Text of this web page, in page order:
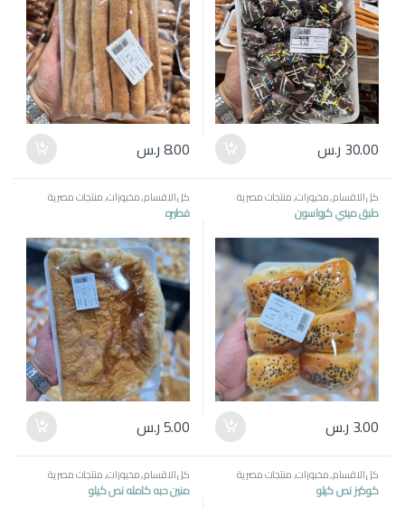
30.00 ر.س 8.00ر.س
كل الاقسام,مخبوزات,منتجات مصرية
طبق ميني كرواسون
3.00 ر.س
كل الاقسام,مخبوزات,منتجات مصرية
فطيره
5.00ر.س
كل الاقسام,مخبوزات,منتجات مصرية
كوكيز نص كيلو
كل الاقسام,مخبوزات,منتجات مصرية
منين حبه كامله نص كيلو